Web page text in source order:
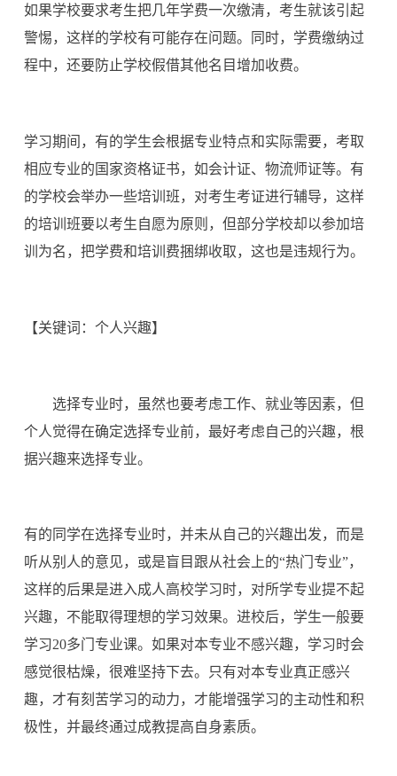
如果学校要求考生把几年学费一次缴清，考生就该引起
警惕，这样的学校有可能存在问题。同时，学费缴纳过
程中，还要防止学校假借其他名目增加收费。
学习期间，有的学生会根据专业特点和实际需要，考取
相应专业的国家资格证书，如会计证、物流师证等。有
的学校会举办一些培训班，对考生考证进行辅导，这样
的培训班要以考生自愿为原则，但部分学校却以参加培
训为名，把学费和培训费捆绑收取，这也是违规行为。
【关键词：个人兴趣】
选择专业时，虽然也要考虑工作、就业等因素，但
个人觉得在确定选择专业前，最好考虑自己的兴趣，根
据兴趣来选择专业。
有的同学在选择专业时，并未从自己的兴趣出发，而是
听从别人的意见，或是盲目跟从社会上的“热门专业”，
这样的后果是进入成人高校学习时，对所学专业提不起
兴趣，不能取得理想的学习效果。进校后，学生一般要
学习20多门专业课。如果对本专业不感兴趣，学习时会
感觉很枯燥，很难坚持下去。只有对本专业真正感兴
趣，才有刻苦学习的动力，才能增强学习的主动性和积
极性，并最终通过成教提高自身素质。